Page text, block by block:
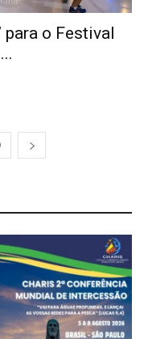
para o Festival